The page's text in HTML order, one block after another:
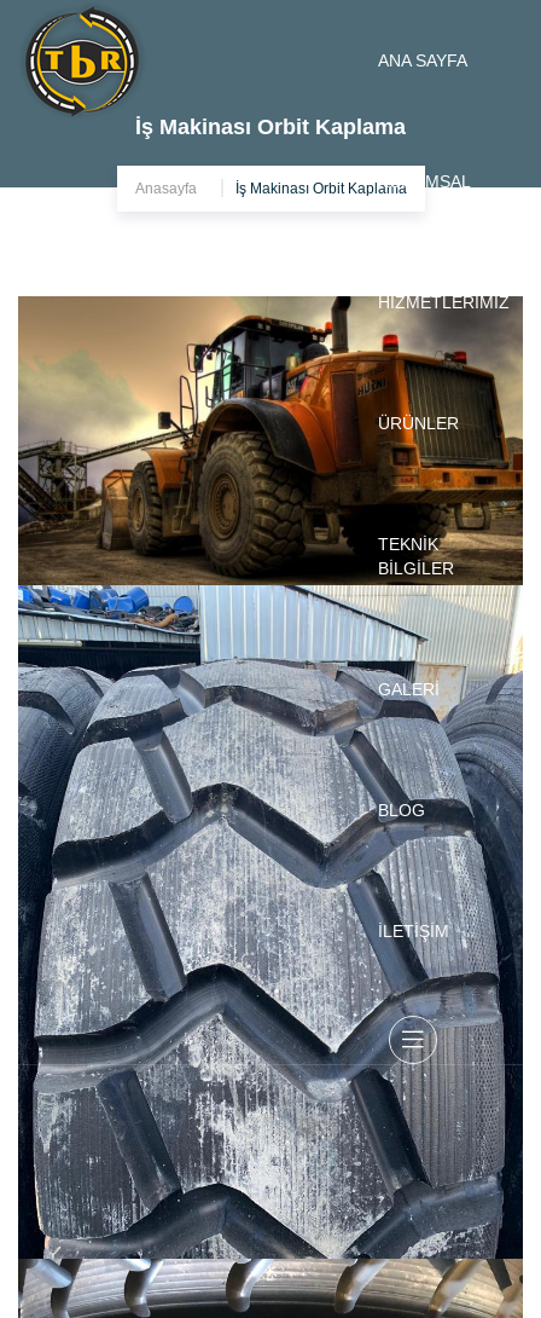
ANA SAYFA
KURUMSAL
HİZMETLERİMİZ
ÜRÜNLER
TEKNİK
BİLGİLER
GALERİ
BLOG
İLETİŞİM
İş Makinası Orbit Kaplama
Anasayfa İş Makinası Orbit Kaplama